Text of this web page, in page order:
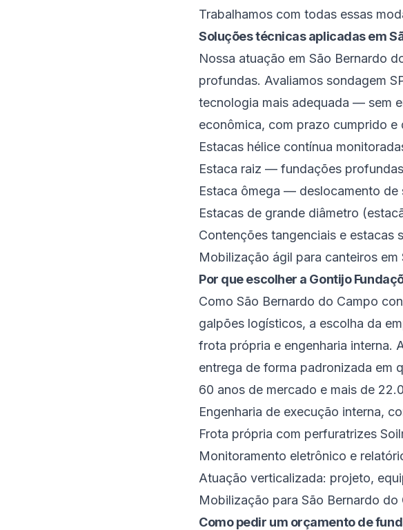
Trabalhamos com todas essas
Soluções técnicas aplicadas em
Nossa atuação em São Bernardo
profundas. Avaliamos sondagem
tecnologia mais adequada — sem
econômica, com prazo cumprido e
Estacas hélice contínua
Estaca raiz — fundações
Estaca ômega — deslocamento
Estacas de grande diâmetro
Contenções tangenciais e estacas
Mobilização ágil para canteiros
Por que escolher a Gontijo
Como São Bernardo do Campo
galpões logísticos, a escolha da
frota própria e engenharia interna.
entrega de forma padronizada em
60 anos de mercado e mais de
Engenharia de execução interna,
Frota própria com perfuratrizes
Monitoramento eletrônico e
Atuação verticalizada: projeto,
Mobilização para São Bernardo
Como pedir um orçamento de